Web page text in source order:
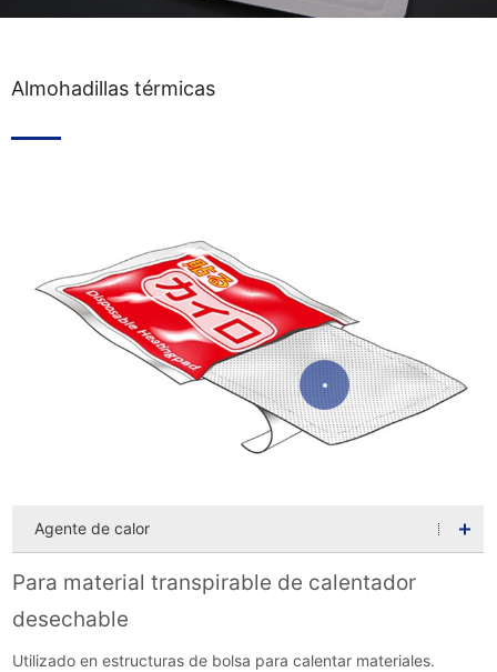
Almohadillas térmicas
Agente de calor
Para material transpirable de calentador
desechable
Utilizado en estructuras de bolsa para calentar materiales.